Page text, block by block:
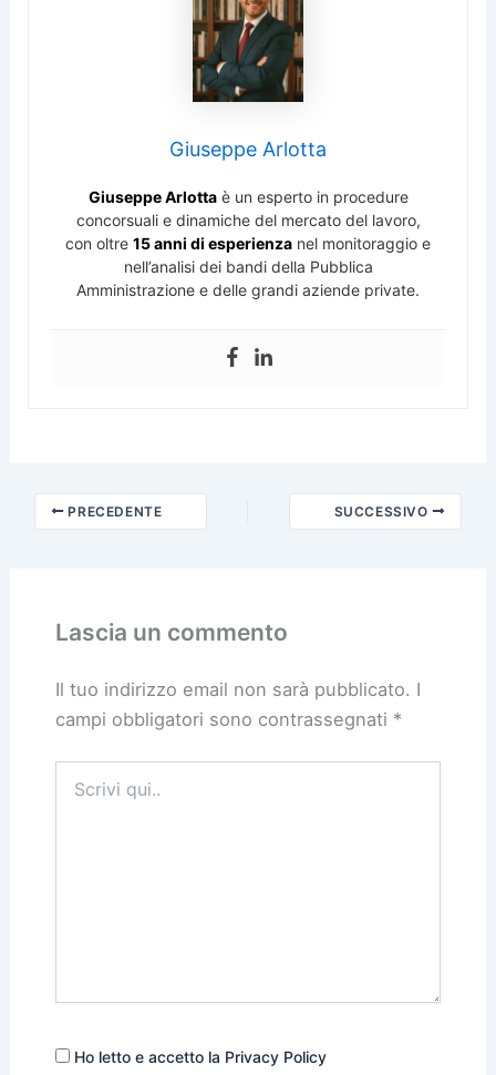
Giuseppe Arlotta
Giuseppe Arlottaè un esperto in procedure
concorsuali e dinamiche del mercato del lavoro,
con oltre 15 anni di esperienza nel monitoraggio e
nell’analisi dei bandi della Pubblica
Amministrazione e delle grandi aziende private.
PRECEDENTE SUCCESSIVO
Lascia un commento
Il tuo indirizzo email non sarà pubblicato. I
campi obbligatori sono contrassegnati *
qui..
Ho letto e accetto la Privacy Policy